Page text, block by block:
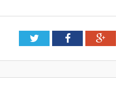
TwitterFacebook